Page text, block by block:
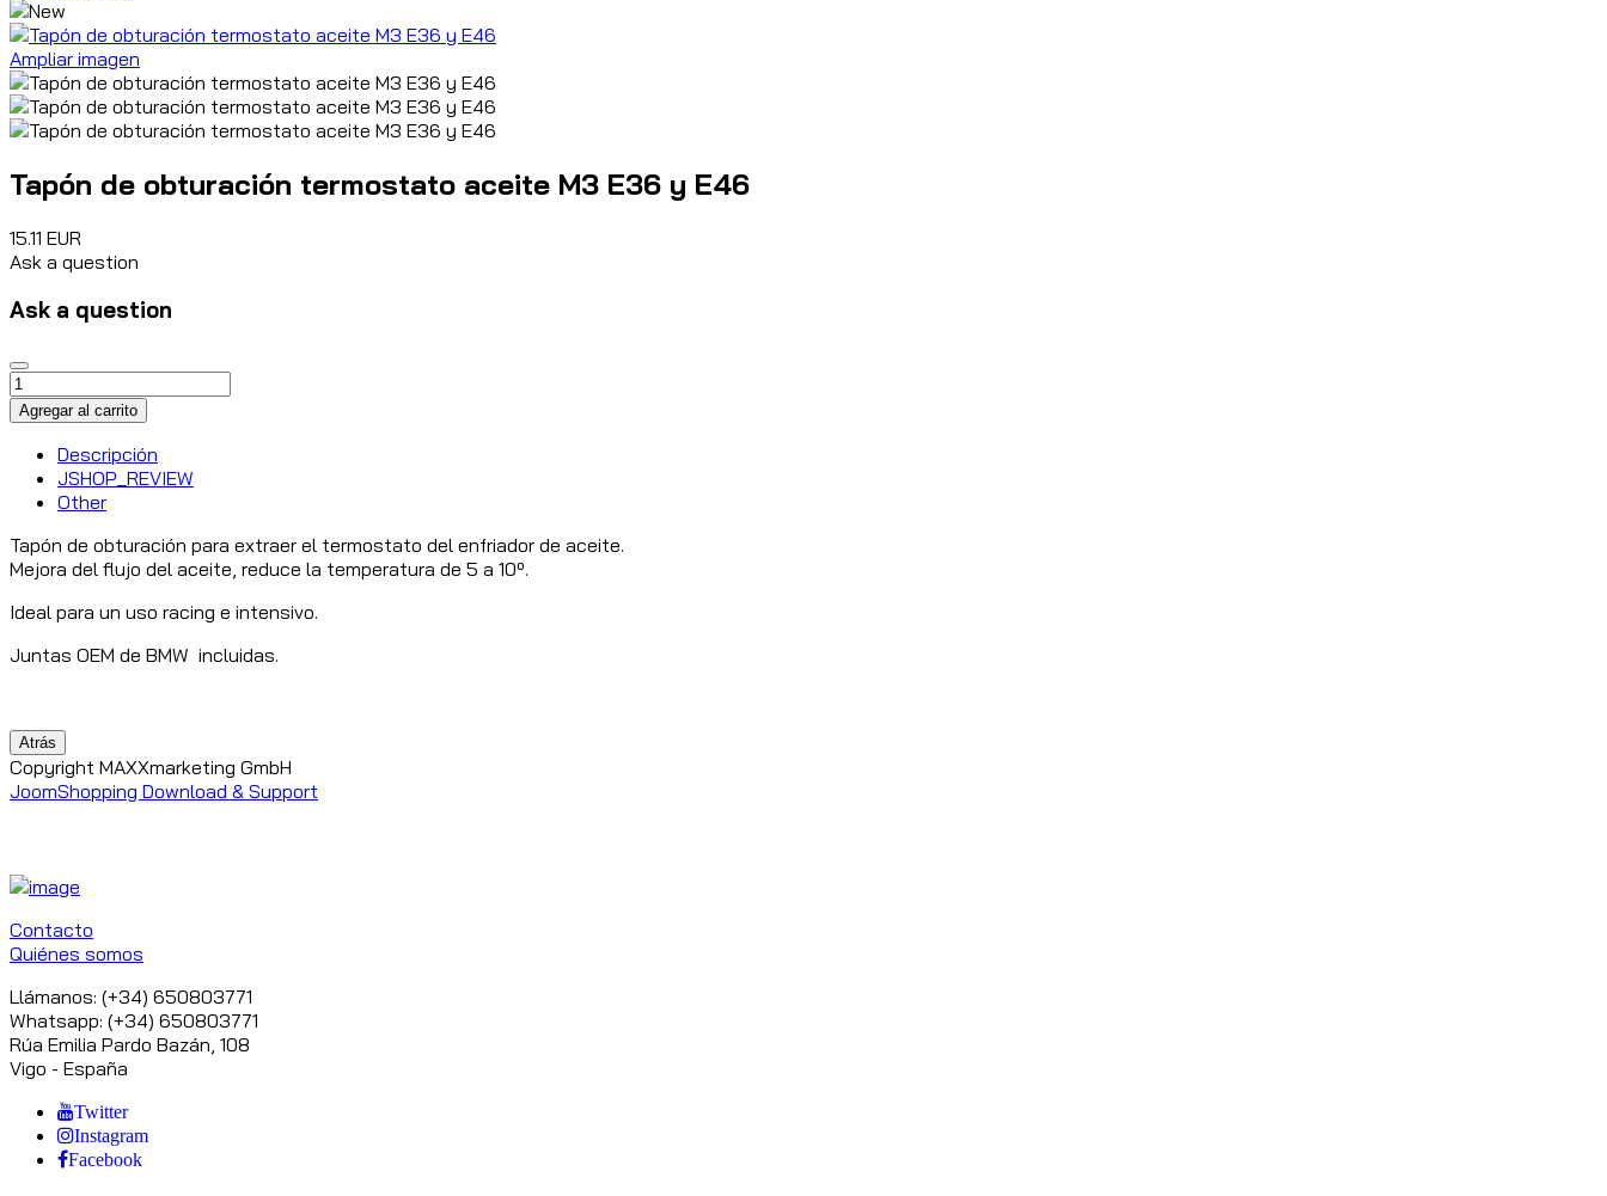
Ampliar imagen
Tapón de obturación termostato aceite M3 E36 y E46
15.11 EUR
Ask a question
Ask a question
Descripción
JSHOP_REVIEW
Other
Tapón de obturación para extraer el termostato del enfriador de aceite.
Mejora del flujo del aceite, reduce la temperatura de 5 a 10º.
Ideal para un uso racing e intensivo.
Juntas OEM de BMW incluidas.
Copyright MAXXmarketing GmbH
JoomShopping Download & Support
Contacto
Quiénes somos
Llámanos: (+34) 650803771
Whatsapp: (+34) 650803771
Rúa Emilia Pardo Bazán, 108
Vigo - España
Twitter
Instagram
Facebook